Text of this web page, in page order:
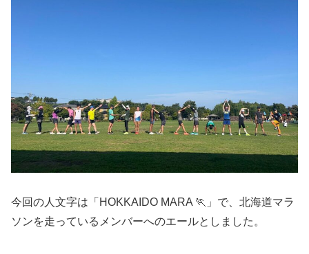
今回の人文字は「HOKKAIDO MARA 🏃」で、北海道マラ
ソンを走っているメンバーへのエールとしました。